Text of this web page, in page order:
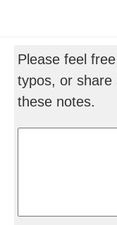
Please feel
typos, or share
these notes.